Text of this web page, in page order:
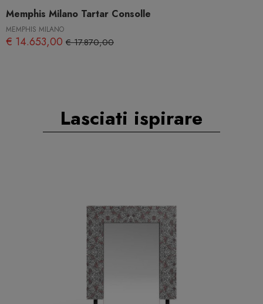
Memphis Milano Tartar Consolle
MEMPHIS MILANO
€ 14.653,00 € 17.870,00
Lasciati ispirare